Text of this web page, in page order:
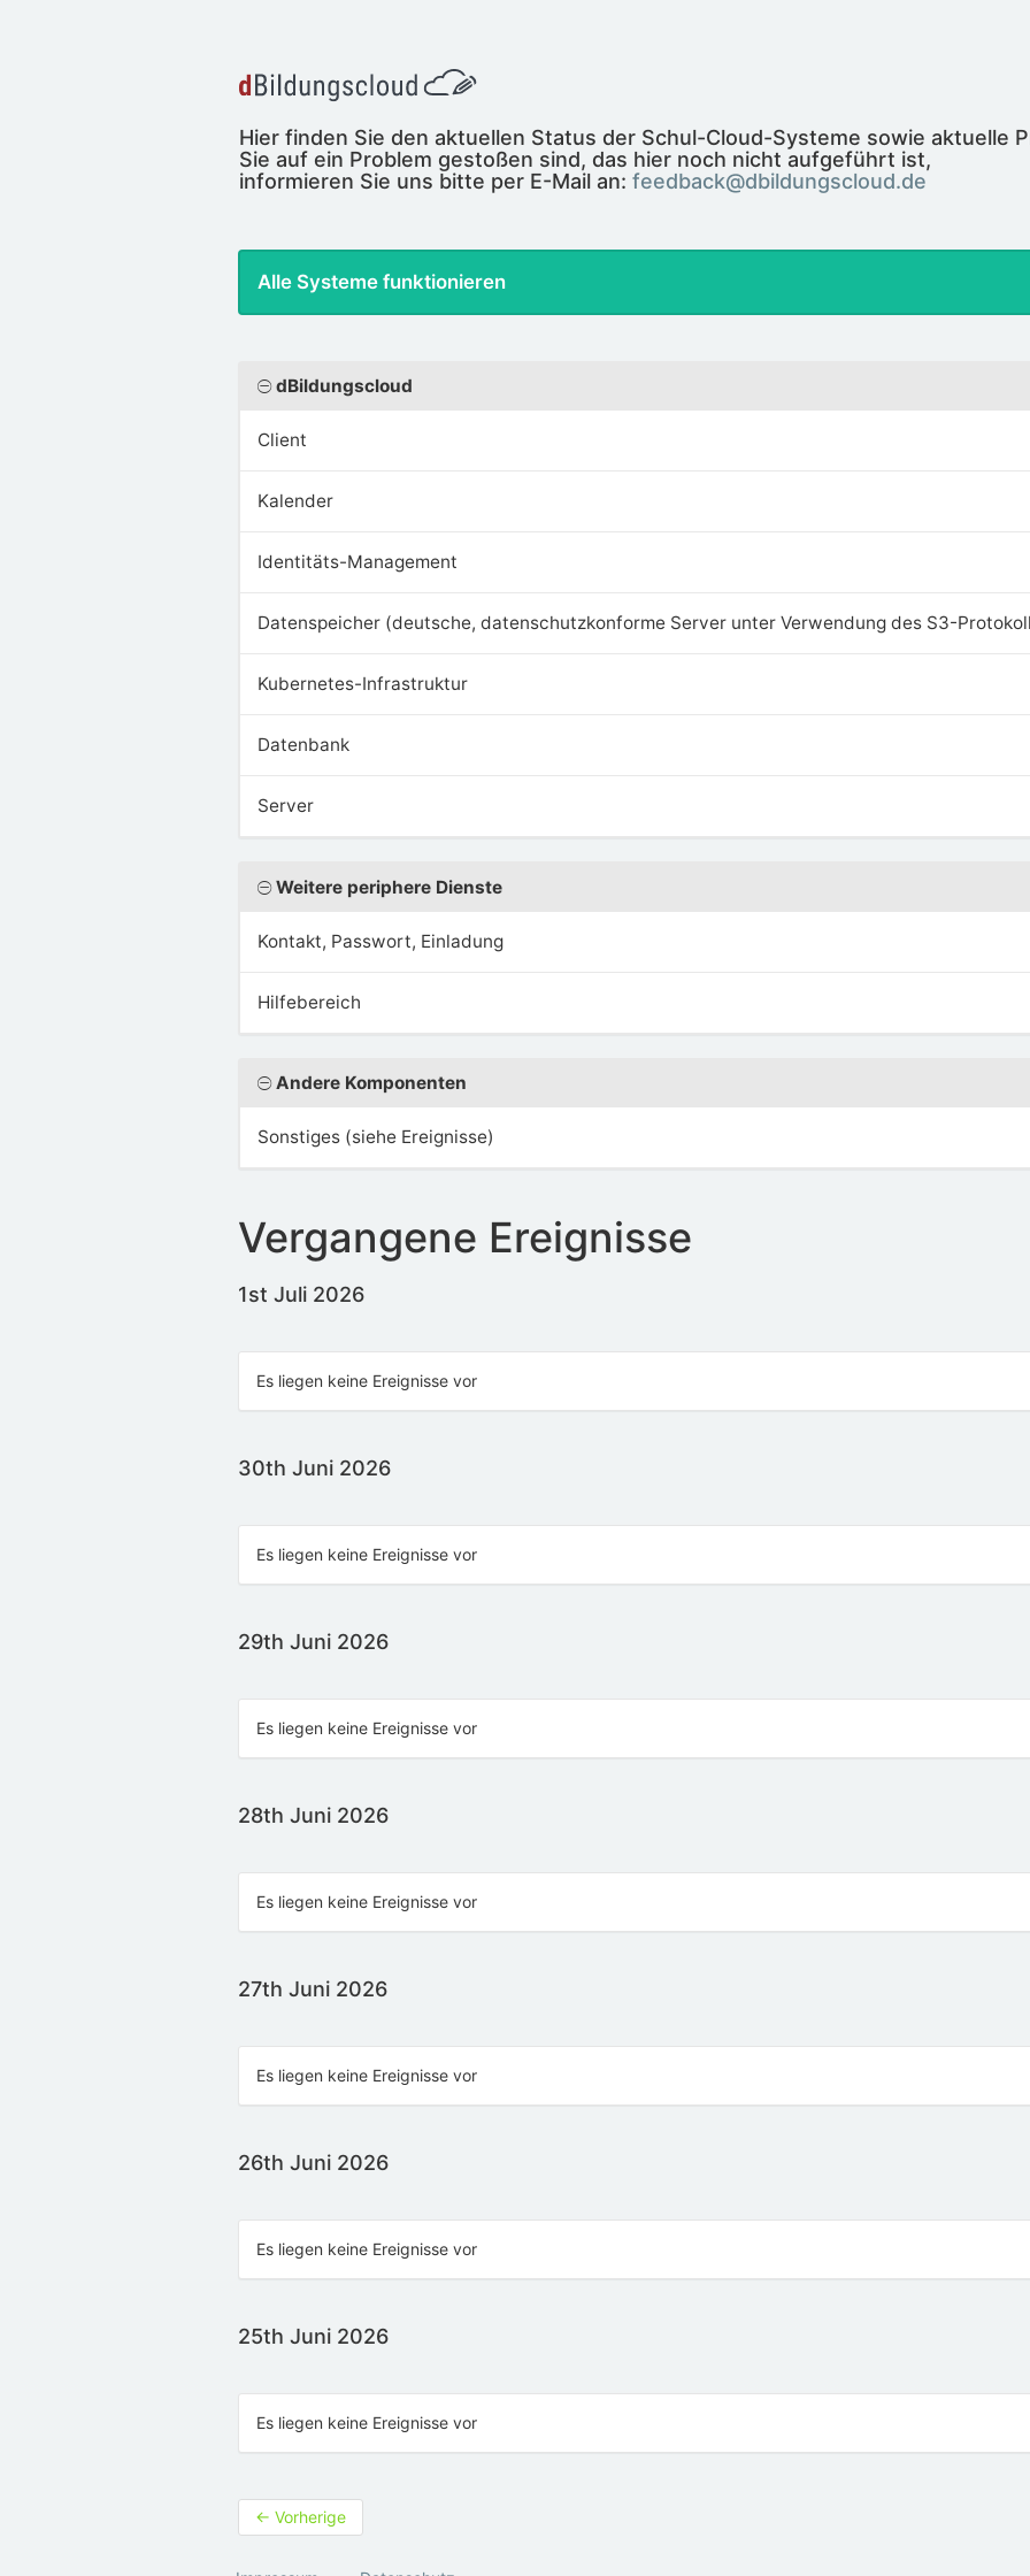
Hier finden Sie den aktuellen Status der Schul-Cloud-Systeme sowie aktuelle
Sie auf ein Problem gestoßen sind, das hier noch nicht aufgeführt ist,
informieren Sie uns bitte per E-Mail an: feedback@dbildungscloud.de
Alle Systeme funktionieren
dBildungscloud
Client
Kalender
Identitäts-Management
Datenspeicher (deutsche, datenschutzkonforme Server unter Verwendung des S3-
Kubernetes-Infrastruktur
Datenbank
Server
Weitere periphere Dienste
Kontakt, Passwort, Einladung
Hilfebereich
Andere Komponenten
Sonstiges (siehe Ereignisse)
Vergangene Ereignisse
1st Juli 2026
Es liegen keine Ereignisse vor
30th Juni 2026
Es liegen keine Ereignisse vor
29th Juni 2026
Es liegen keine Ereignisse vor
28th Juni 2026
Es liegen keine Ereignisse vor
27th Juni 2026
Es liegen keine Ereignisse vor
26th Juni 2026
Es liegen keine Ereignisse vor
25th Juni 2026
Es liegen keine Ereignisse vor
← Vorherige